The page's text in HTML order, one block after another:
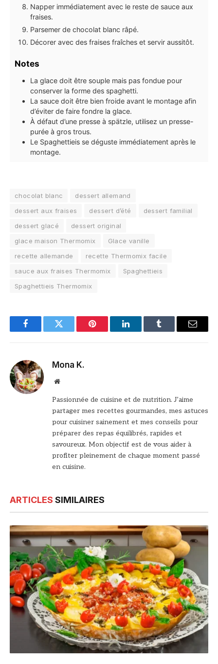
Napper immédiatement avec le reste de sauce aux
fraises.
Parsemer de chocolat blanc râpé.
Décorer avec des fraises fraîches et servir aussitôt.
Notes
La glace doit être souple mais pas fondue pour
conserver la forme des spaghetti.
La sauce doit être bien froide avant le montage afin
d’éviter de faire fondre la glace.
À défaut d’une presse à spätzle, utilisez un presse-
purée à gros trous.
Le Spaghettieis se déguste immédiatement après le
montage.
chocolat blanc
dessert allemand
dessert aux fraises
dessert d’été
dessert familial
dessert glacé
dessert original
glace maison Thermomix
Glace vanille
recette allemande
recette Thermomix facile
sauce aux fraises Thermomix
Spaghettieis
Spaghettieis Thermomix
FacebookTwitter Pinterest LinkedInTumblr Email
Mona K.
Site
Passionnée de cuisine et de nutrition. J’aime
partager mes recettes gourmandes, mes astuces
pour cuisiner sainement et mes conseils pour
préparer des repas équilibrés, rapides et
savoureux. Mon objectif est de vous aider à
profiter pleinement de chaque moment passé
en cuisine.
ARTICLES SIMILAIRES
© DR